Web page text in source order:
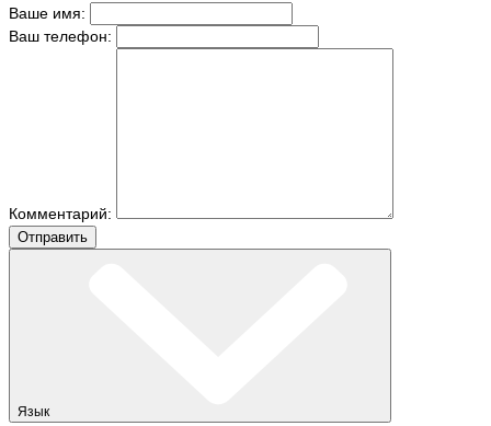
Ваше имя:
Ваш телефон:
Комментарий:
Отправить
Язык